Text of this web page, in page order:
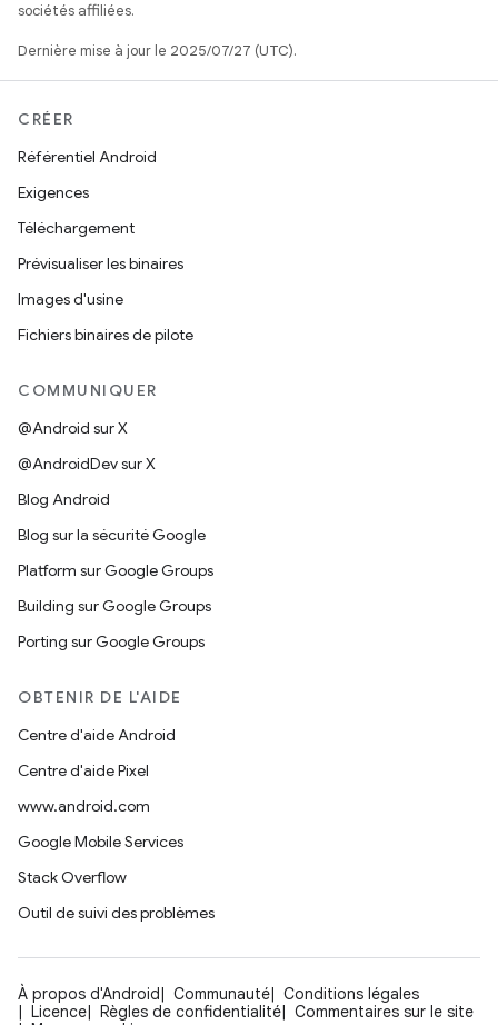
sociétés affiliées.
Dernière mise à jour le 2025/07/27 (UTC).
CRÉER
Référentiel Android
Exigences
Téléchargement
Prévisualiser les binaires
Images d'usine
Fichiers binaires de pilote
COMMUNIQUER
@Android sur X
@AndroidDev sur X
Blog Android
Blog sur la sécurité Google
Platform sur Google Groups
Building sur Google Groups
Porting sur Google Groups
OBTENIR DE L'AIDE
Centre d'aide Android
Centre d'aide Pixel
www.android.com
Google Mobile Services
Stack Overflow
Outil de suivi des problèmes
À propos d'Android Communauté
Conditions légales
Licence
Règles de confidentialité
Commentaires sur le site